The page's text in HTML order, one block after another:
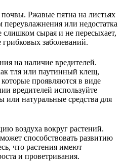
Ржавые пятна на листьях
или недостатка
слишком сырая и не пересыхает,
грибковых заболеваний.
на наличие вредителей.
тля или паутинный клещ,
проявляются в виде
вредителей используйте
или натуральные средства для
воздуха вокруг растений.
способствовать развитию
что растения имеют
и проветривания.